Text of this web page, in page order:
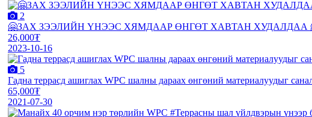
2
🤗ЗАХ ЗЭЭЛИЙН ҮНЭЭС ХЯМДААР ӨНГӨТ ХАВТАН ХУДАЛДАА 🤗
26,000₮
2023-10-16
5
Гадна террасд ашиглах WPC шалны дараах өнгөний материалуудыг
65,000₮
2021-07-30